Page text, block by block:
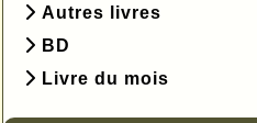
Autres livres
BD
Livre du mois